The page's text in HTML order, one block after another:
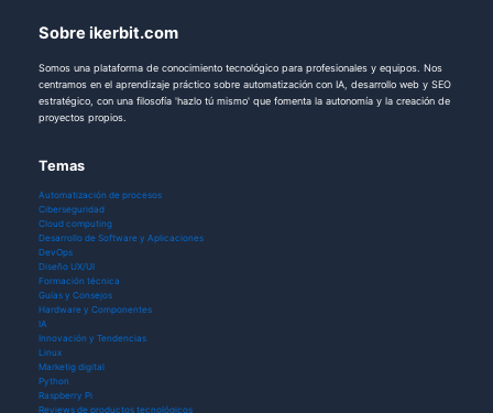
Sobre ikerbit.com
Somos una plataforma de conocimiento tecnológico para profesionales y equipos. Nos
centramos en el aprendizaje práctico sobre automatización con IA, desarrollo web y SEO
estratégico, con una filosofía 'hazlo tú mismo' que fomenta la autonomía y la creación de
proyectos propios.
Temas
Automatización de procesos
Ciberseguridad
Cloud computing
Desarrollo de Software y Aplicaciones
DevOps
Diseño UX/UI
Formación técnica
Guías y Consejos
Hardware y Componentes
IA
Innovación y Tendencias
Linux
Marketig digital
Python
Raspberry Pi
Reviews de productos tecnológicos